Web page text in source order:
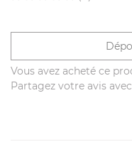
Vous avez acheté ce
Partagez votre avis